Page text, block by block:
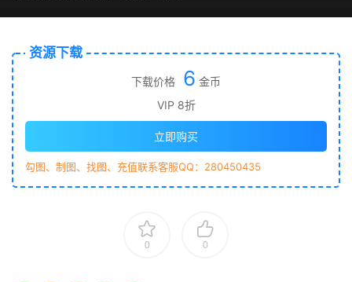
资源下载
下载价格 6 金币
VIP 8折
立即购买
勾图、制图、找图、充值联系客服QQ：280450435
0 0